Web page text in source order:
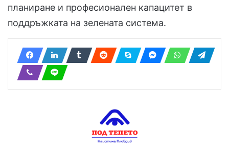
планиране и професионален капацитет в
поддръжката на зелената система.